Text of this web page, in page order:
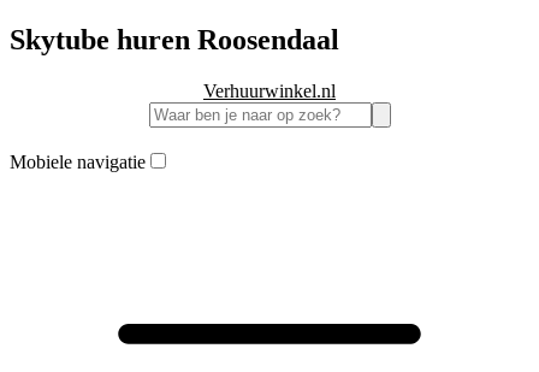
Skytube huren Roosendaal
Verhuurwinkel.nl
Mobiele navigatie